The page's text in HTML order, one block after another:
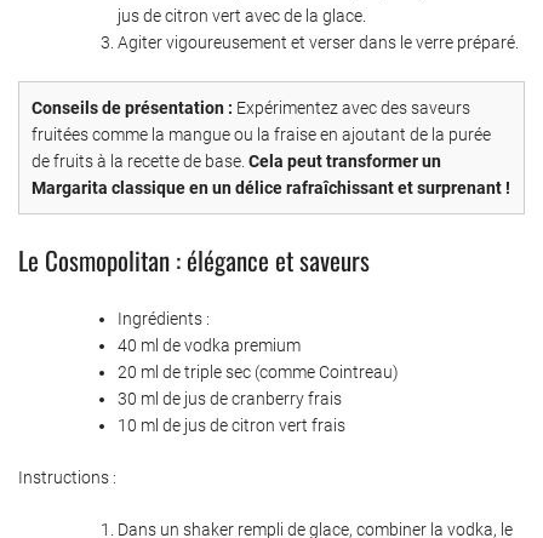
jus de citron vert avec de la glace.
Agiter vigoureusement et verser dans le verre préparé.
Conseils de présentation : Expérimentez avec des saveurs
fruitées comme la mangue ou la fraise en ajoutant de la purée
de fruits à la recette de base. Cela peut transformer un
Margarita classique en un délice rafraîchissant et surprenant !
Le Cosmopolitan : élégance et saveurs
Ingrédients :
40 ml de vodka premium
20 ml de triple sec (comme Cointreau)
30 ml de jus de cranberry frais
10 ml de jus de citron vert frais
Instructions :
Dans un shaker rempli de glace, combiner la vodka, le